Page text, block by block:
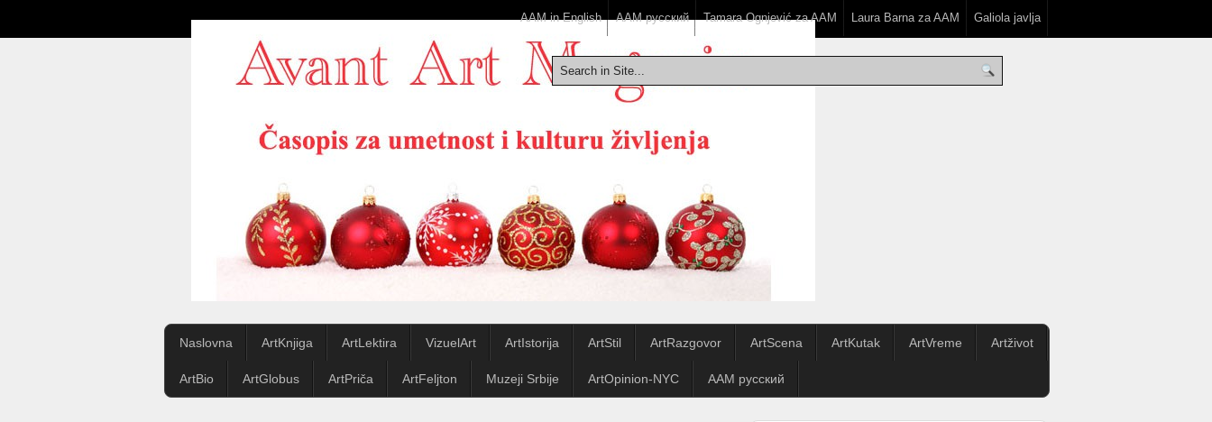
AAM in English ААМ русский Tamara Ognjević za AAM Laura Barna za AAM Galiola javlja
Naslovna ArtKnjiga ArtLektira VizuelArt ArtIstorija ArtStil ArtRazgovor ArtScena ArtKutak ArtVreme Artživot
ArtBio ArtGlobus ArtPriča ArtFeljton Muzeji Srbije ArtOpinion-NYC ААМ русский